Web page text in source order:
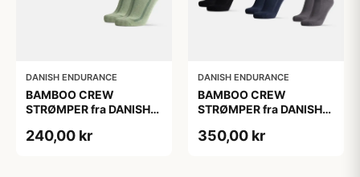
DANISH ENDURANCE
BAMBOO CREW
STRØMPER fra DANISH
Mørkegrøn | Lysegrøn |
240,00 kr
DANISH ENDURANCE
BAMBOO CREW
STRØMPER fra DANISH
38
350,00 kr